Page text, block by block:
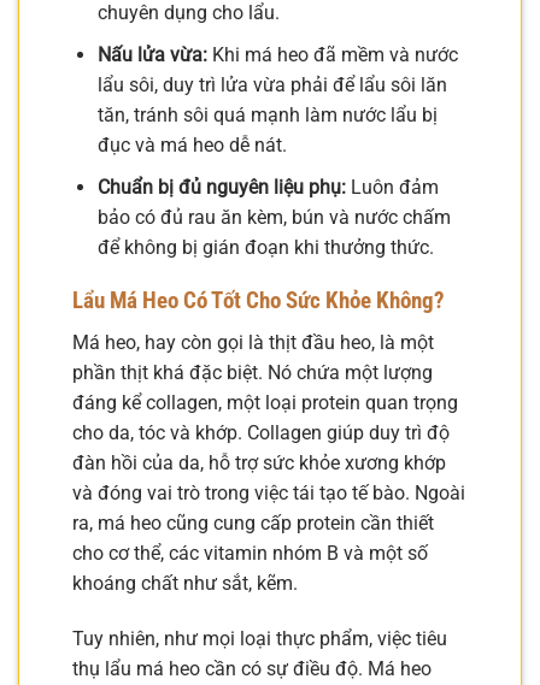
chuyên dụng cho lẩu.
Nấu lửa vừa:Khi má heo đã mềm và nước
lẩu sôi, duy trì lửa vừa phải để lẩu sôi lăn
tăn, tránh sôi quá mạnh làm nước lẩu bị
đục và má heo dễ nát.
Chuẩn bị đủ nguyên liệu phụ:Luôn đảm
bảo có đủ rau ăn kèm, bún và nước chấm
để không bị gián đoạn khi thưởng thức.
Lẩu Má Heo Có Tốt Cho Sức Khỏe Không?
Má heo, hay còn gọi là thịt đầu heo, là một
phần thịt khá đặc biệt. Nó chứa một lượng
đáng kể collagen, một loại protein quan trọng
cho da, tóc và khớp. Collagen giúp duy trì độ
đàn hồi của da, hỗ trợ sức khỏe xương khớp
và đóng vai trò trong việc tái tạo tế bào. Ngoài
ra, má heo cũng cung cấp protein cần thiết
cho cơ thể, các vitamin nhóm B và một số
khoáng chất như sắt, kẽm.
Tuy nhiên, như mọi loại thực phẩm, việc tiêu
thụ lẩu má heo cần có sự điều độ. Má heo